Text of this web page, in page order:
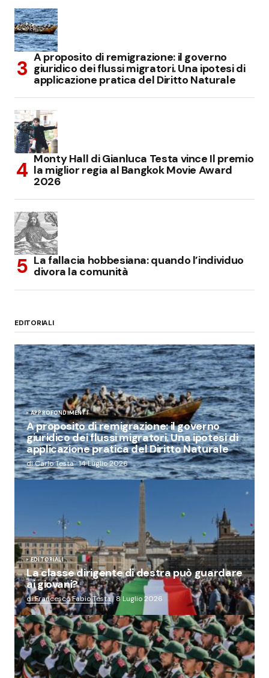
A proposito di remigrazione: il governo
giuridico dei flussi migratori. Una ipotesi di
applicazione pratica del Diritto Naturale
Monty Hall di Gianluca Testa vince Il premio
la miglior regia al Bangkok Movie Award
2026
La fallacia hobbesiana: quando l’individuo
divora la comunità
EDITORIALI
APPROFONDIMENTI
A proposito di remigrazione: il governo
giuridico dei flussi migratori. Una ipotesi di
applicazione pratica del Diritto Naturale
di Carlo Testa 14 Luglio 2026
EDITORIALI
La classe dirigente di destra può guardare
ai giovani?
di Francesco Fabio Testa 8 Luglio 2026